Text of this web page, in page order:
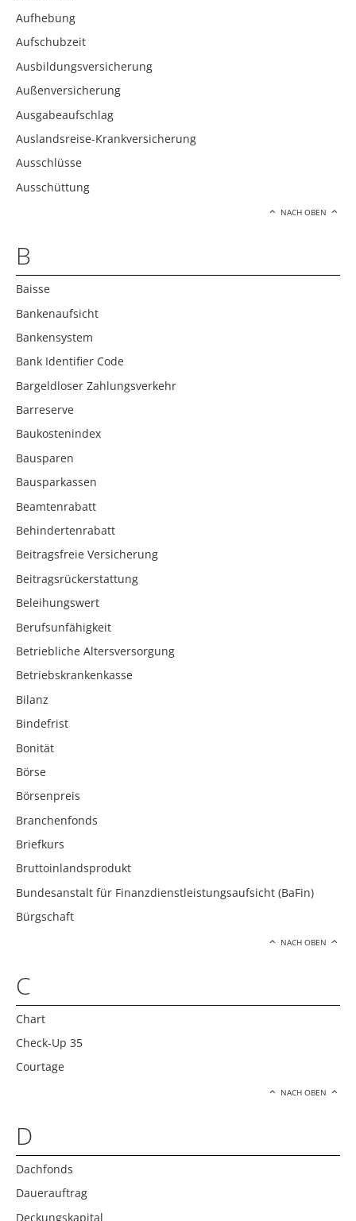
Aufhebung
Aufschubzeit
Ausbildungsversicherung
Außenversicherung
Ausgabeaufschlag
Auslandsreise-Krankversicherung
Ausschlüsse
Ausschüttung
NACH OBEN
B
Baisse
Bankenaufsicht
Bankensystem
Bank Identifier Code
Bargeldloser Zahlungsverkehr
Barreserve
Baukostenindex
Bausparen
Bausparkassen
Beamtenrabatt
Behindertenrabatt
Beitragsfreie Versicherung
Beitragsrückerstattung
Beleihungswert
Berufsunfähigkeit
Betriebliche Altersversorgung
Betriebskrankenkasse
Bilanz
Bindefrist
Bonität
Börse
Börsenpreis
Branchenfonds
Briefkurs
Bruttoinlandsprodukt
Bundesanstalt für Finanzdienstleistungsaufsicht (BaFin)
Bürgschaft
NACH OBEN
C
Chart
Check-Up 35
Courtage
NACH OBEN
D
Dachfonds
Dauerauftrag
Deckungskapital